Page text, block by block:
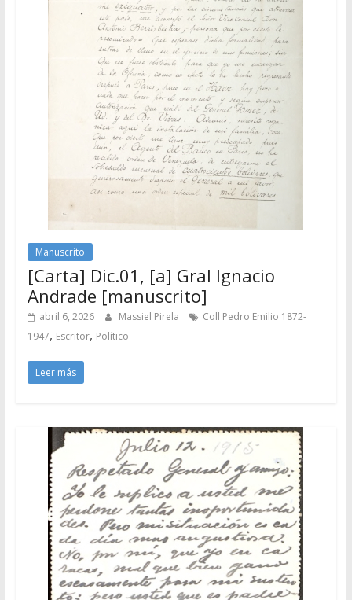
Manuscrito
[Carta] Dic.01, [a] Gral Ignacio
Andrade [manuscrito]
abril 6, 2026 Massiel Pirela
Coll Pedro Emilio 1872-
1947, Escritor, Político
Leer más